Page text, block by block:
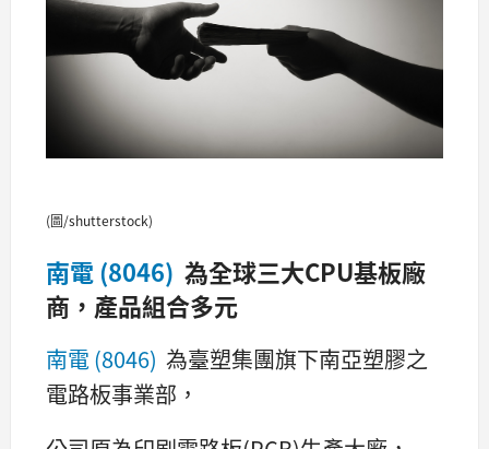
(圖/shutterstock)
南電 (8046) 為全球三大CPU基板廠
商，產品組合多元
南電 (8046) 為臺塑集團旗下南亞塑膠之
電路板事業部，